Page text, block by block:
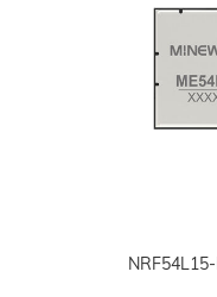
카트에 추가하십시오